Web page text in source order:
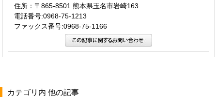
住所：〒865-8501 熊本県玉名市岩崎163
電話番号:0968-75-1213
ファックス番号:0968-75-1166
カテゴリ内 他の記事